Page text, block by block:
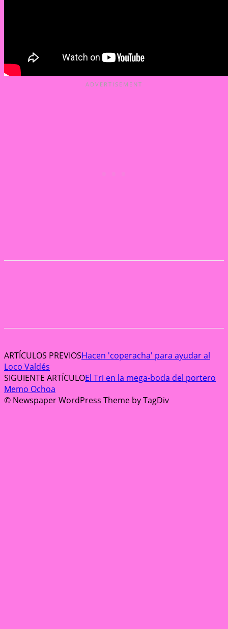
ARTÍCULOS PREVIOSHacen 'coperacha' para ayudar al
Loco Valdés
SIGUIENTE ARTÍCULOEl Tri en la mega-boda del portero
Memo Ochoa
© Newspaper WordPress Theme by TagDiv